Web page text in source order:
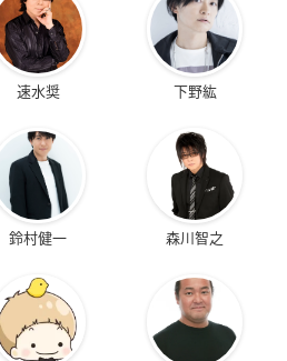
速水奨 下野紘
鈴村健一 森川智之